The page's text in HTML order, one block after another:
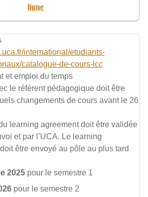
ligne
international/etudiants-
catalogue-de-cours-lcc
et emploi du temps
le référent pédagogique doit être
changements de cours avant le 26
learning agreement doit être validée
et par l’UCA. Le learning
être envoyé au pôle au plus tard
2025 pour le semestre 1
pour le semestre 2